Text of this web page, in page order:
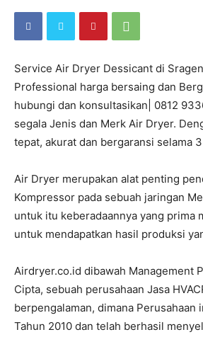
Service Air Dryer Dessicant di
Professional harga bersaing dan
hubungi dan konsultasikan| 0812
segala Jenis dan Merk Air Dryer.
tepat, akurat dan bergaransi selama
Air Dryer merupakan alat penting
Kompressor pada sebuah jaringan
untuk itu keberadaannya yang prima
untuk mendapatkan hasil produksi
Airdryer.co.id dibawah Management
Cipta, sebuah perusahaan Jasa
berpengalaman, dimana Perusahaan
Tahun 2010 dan telah berhasil